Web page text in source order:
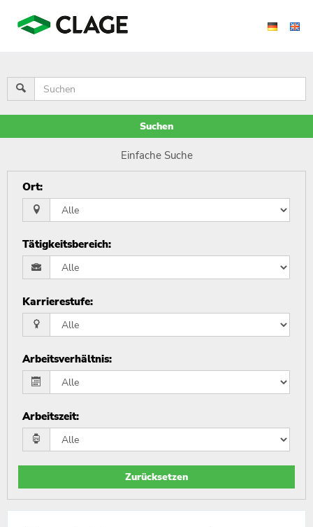
Suchen
Einfache Suche
Ort:
Tätigkeitsbereich:
Karrierestufe:
Arbeitsverhältnis:
Arbeitszeit:
Zurücksetzen